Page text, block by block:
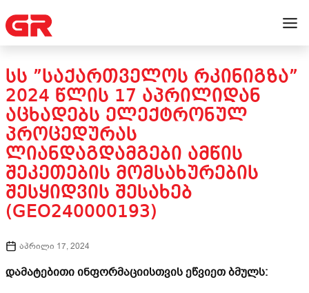
ᲡᲡ ”ᲡᲐᲥᲐᲠᲗᲕᲔᲚᲝᲡ ᲠᲙᲘᲜᲘᲒᲖᲐ”
2024 ᲬᲚᲘᲡ 17 ᲐᲞᲠᲘᲚᲘᲓᲐᲜ
ᲐᲪᲮᲐᲓᲔᲑᲡ ᲔᲚᲔᲥᲢᲠᲝᲜᲣᲚ
ᲞᲠᲝᲪᲔᲓᲣᲠᲐᲡ
ᲚᲘᲐᲜᲓᲐᲒᲓᲐᲛᲒᲔᲑᲘ ᲐᲛᲬᲘᲡ
ᲨᲔᲙᲔᲗᲔᲑᲘᲡ ᲛᲝᲛᲡᲐᲮᲣᲠᲔᲑᲘᲡ
ᲨᲔᲡᲧᲘᲓᲕᲘᲡ ᲨᲔᲡᲐᲮᲔᲑ
(GEO240000193)
აპრილი 17, 2024
დამატებითი ინფორმაციისთვის ეწვიეთ ბმულს: